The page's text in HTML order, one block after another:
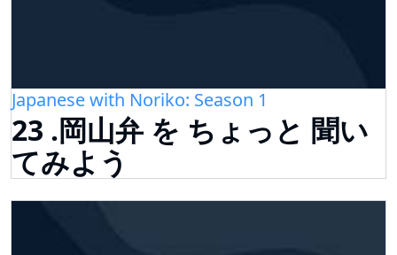
Japanese with Noriko: Season 1
23 .岡山弁 を ちょっと 聞い
てみよう